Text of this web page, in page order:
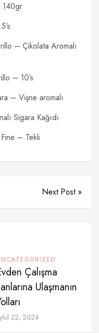
140gr
– Çikolata Aromalı
– 10’s
– Vişne aromalı
Sigara Kağıdı
– Tekli
Next Post »
Çalışma
Ulaşmanın
22, 2024